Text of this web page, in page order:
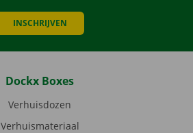
INSCHRIJVEN
Dockx Boxes
Verhuisdozen
Verhuismateriaal